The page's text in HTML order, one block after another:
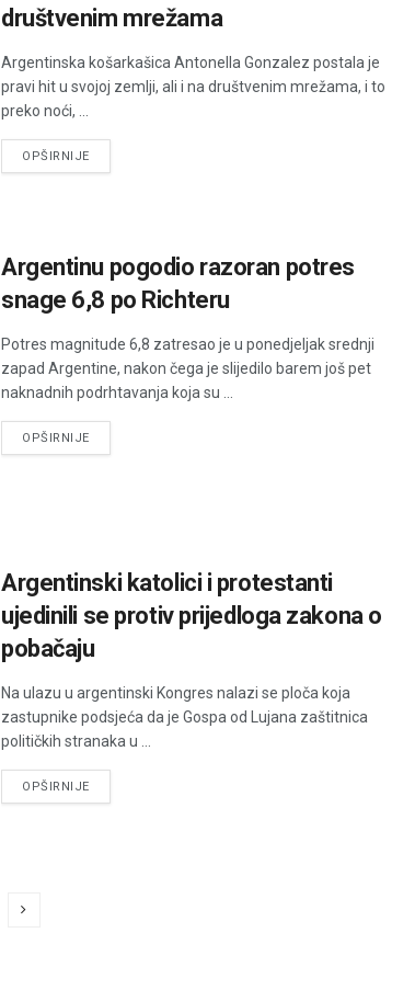
društvenim mrežama
Argentinska košarkašica Antonella Gonzalez postala je
pravi hit u svojoj zemlji, ali i na društvenim mrežama, i to
preko noći, ...
OPŠIRNIJEDETAILS
Argentinu pogodio razoran potres
snage 6,8 po Richteru
Potres magnitude 6,8 zatresao je u ponedjeljak srednji
zapad Argentine, nakon čega je slijedilo barem još pet
naknadnih podrhtavanja koja su ...
OPŠIRNIJEDETAILS
Argentinski katolici i protestanti
ujedinili se protiv prijedloga zakona o
pobačaju
Na ulazu u argentinski Kongres nalazi se ploča koja
zastupnike podsjeća da je Gospa od Lujana zaštitnica
političkih stranaka u ...
OPŠIRNIJEDETAILS